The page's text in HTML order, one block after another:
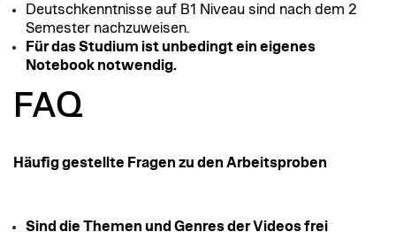
Deutschkenntnisse auf B1 Niveau sind nach dem 2
Semester nachzuweisen.
Für das Studium ist unbedingt ein eigenes
Notebook notwendig.
FAQ
Häufig gestellte Fragen zu den Arbeitsproben
Sind die Themen und Genres der Videos frei